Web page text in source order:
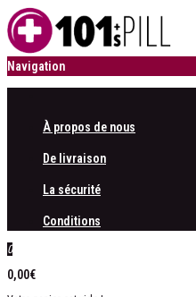
Navigation
À propos de nous
De livraison
La sécurité
Conditions
0
0,00€